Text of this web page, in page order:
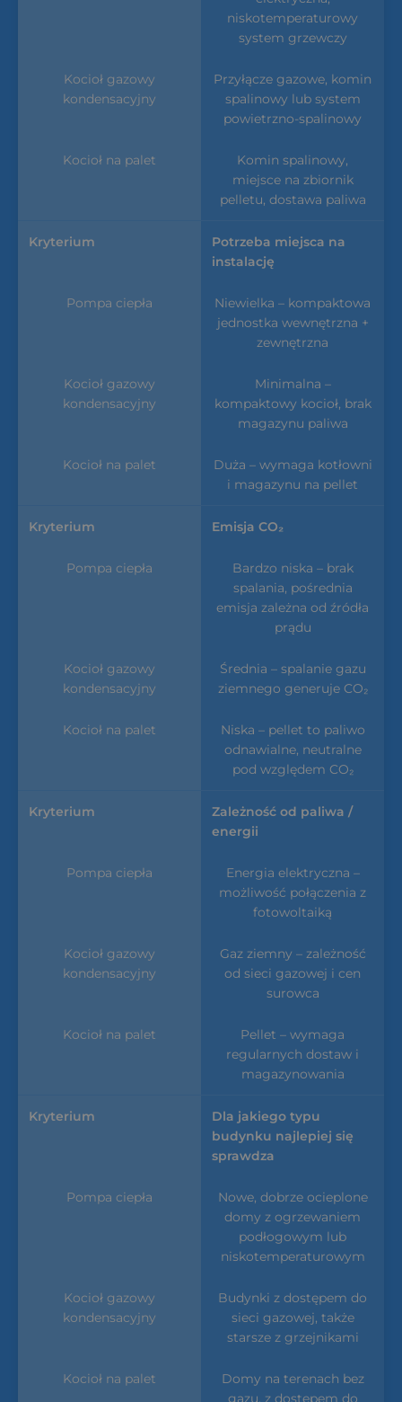
niskotemperaturowy
system grzewczy
Przyłącze gazowe, komin
spalinowy lub system
powietrzno-spalinowy
Komin spalinowy,
miejsce na zbiornik
pelletu, dostawa paliwa
Potrzeba miejsca na
instalację
Niewielka – kompaktowa
jednostka wewnętrzna +
zewnętrzna
Minimalna –
kompaktowy kocioł, brak
magazynu paliwa
Duża – wymaga kotłowni
i magazynu na pellet
Emisja CO₂
Bardzo niska – brak
spalania, pośrednia
emisja zależna od źródła
prądu
Średnia – spalanie gazu
ziemnego generuje CO₂
Niska – pellet to paliwo
odnawialne, neutralne
pod względem CO₂
Zależność od paliwa /
energii
Energia elektryczna –
możliwość połączenia z
fotowoltaiką
Gaz ziemny – zależność
od sieci gazowej i cen
surowca
Pellet – wymaga
regularnych dostaw i
magazynowania
Dla jakiego typu
budynku najlepiej się
sprawdza
Nowe, dobrze ocieplone
domy z ogrzewaniem
podłogowym lub
niskotemperaturowym
Budynki z dostępem do
sieci gazowej, także
starsze z grzejnikami
Domy na terenach bez
gazu, z dostępem do